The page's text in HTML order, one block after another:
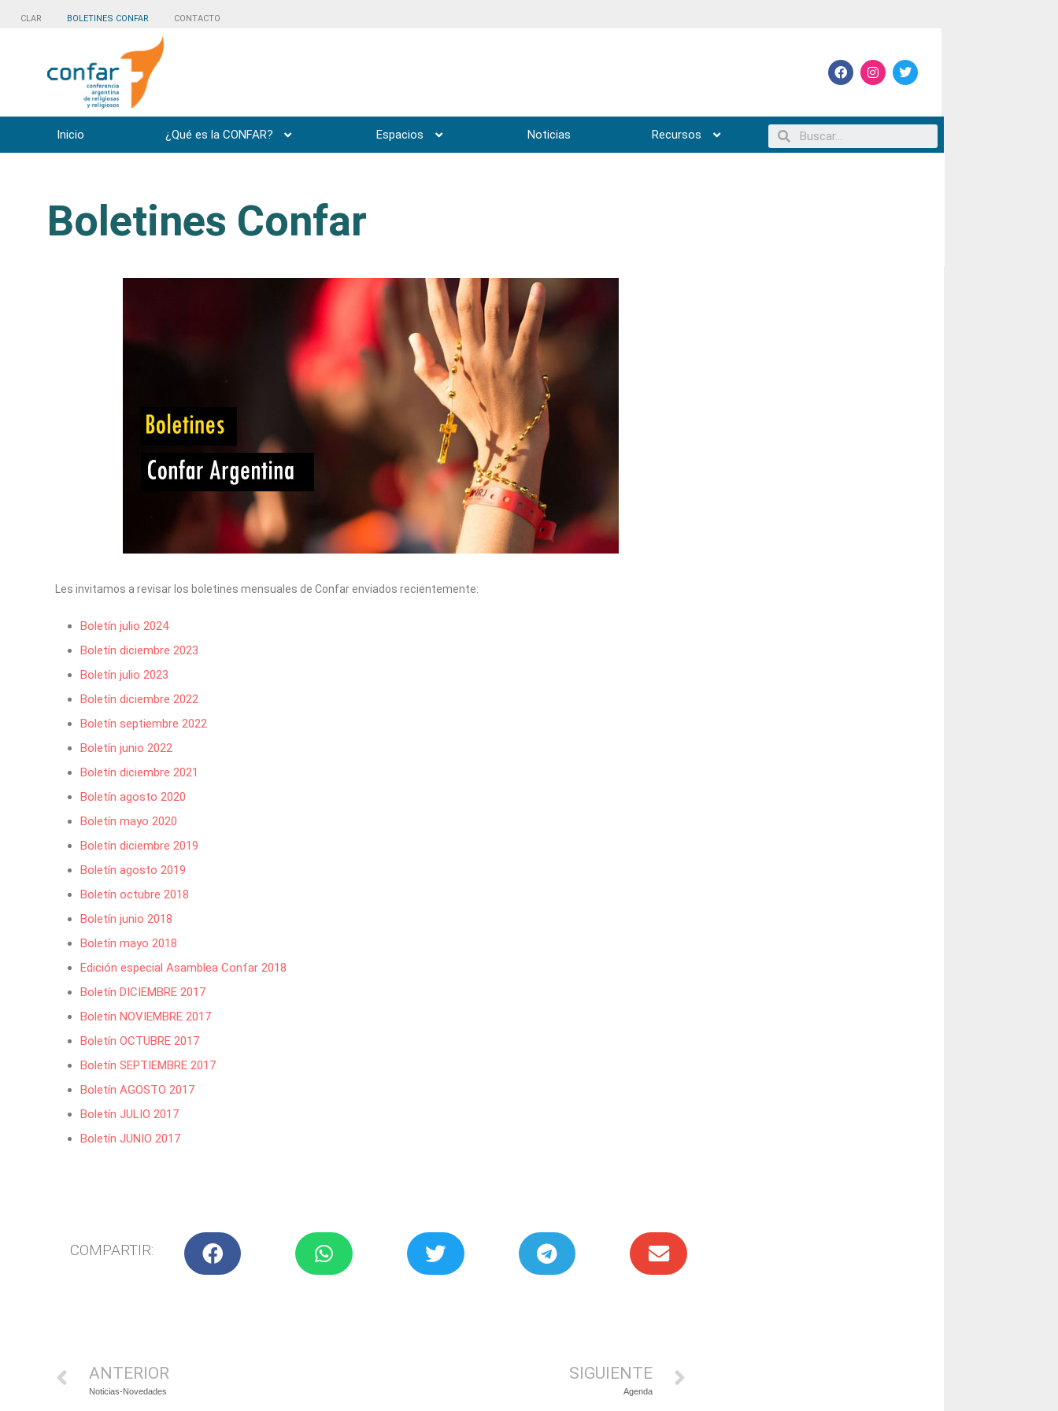
CLAR BOLETINES CONFAR CONTACTO
Inicio ¿Qué es la CONFAR? Espacios Noticias Recursos
Boletines Confar
Les invitamos a revisar los boletines mensuales de Confar enviados recientemente:
Boletín julio 2024
Boletín diciembre 2023
Boletín julio 2023
Boletín diciembre 2022
Boletín septiembre 2022
Boletín junio 2022
Boletín diciembre 2021
Boletín agosto 2020
Boletín mayo 2020
Boletín diciembre 2019
Boletín agosto 2019
Boletín octubre 2018
Boletín junio 2018
Boletín mayo 2018
Edición especial Asamblea Confar 2018
Boletín DICIEMBRE 2017
Boletín NOVIEMBRE 2017
Boletín OCTUBRE 2017
Boletín SEPTIEMBRE 2017
Boletín AGOSTO 2017
Boletín JULIO 2017
Boletín JUNIO 2017
COMPARTIR:
ANTERIOR
Noticias-Novedades
SIGUIENTE
Agenda